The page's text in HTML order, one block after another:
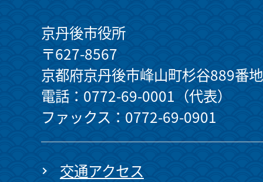
京丹後市役所
〒627-8567
京都府京丹後市峰山町杉谷889番地
電話：0772-69-0001（代表）
ファックス：0772-69-0901
交通アクセス